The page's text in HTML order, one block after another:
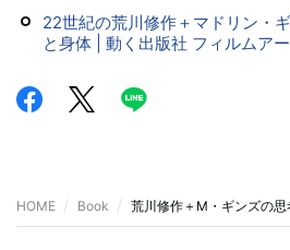
22世紀の荒川修作＋マドリン・
と身体 | 動く出版社 フィルムア
HOME Book 荒川修作＋M・ギンズの